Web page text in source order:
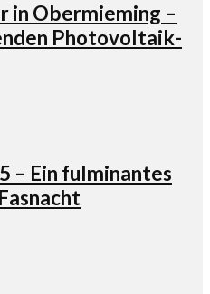
in Obermieming –
Photovoltaik-
– Ein fulminantes